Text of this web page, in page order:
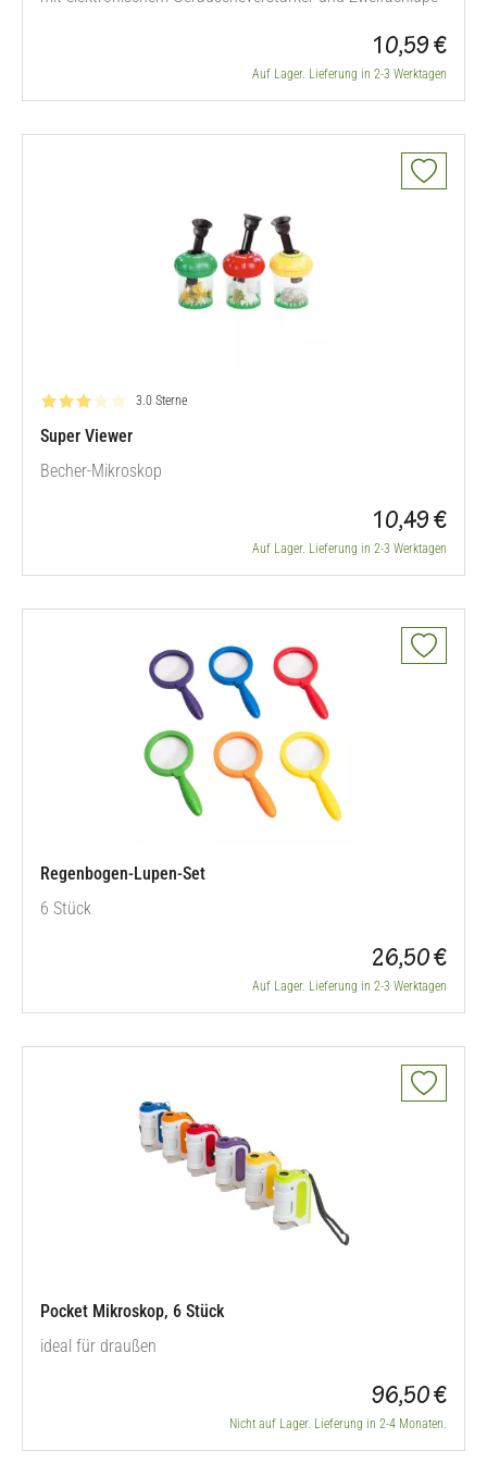
10,59 €
Auf Lager. Lieferung in 2-3 Werktagen
Bewertung: 3.0 von 5
3.0 Sterne
Super Viewer
Becher-Mikroskop
10,49 €
Auf Lager. Lieferung in 2-3 Werktagen
Regenbogen-Lupen-Set
6 Stück
26,50 €
Auf Lager. Lieferung in 2-3 Werktagen
Pocket Mikroskop, 6 Stück
ideal für draußen
96,50 €
Nicht auf Lager. Lieferung in 2-4 Monaten.